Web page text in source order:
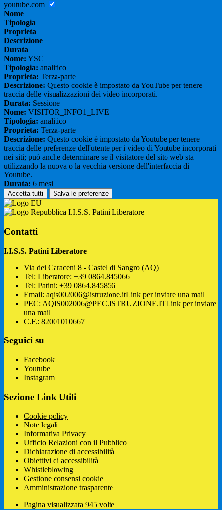
youtube.com
Nome
Tipologia
Proprieta
Descrizione
Durata
Nome: YSC
Tipologia: analitico
Proprieta: Terza-parte
Descrizione: Questo cookie è impostato da YouTube per tenere
traccia delle visualizzazioni dei video incorporati.
Durata: Sessione
Nome: VISITOR_INFO1_LIVE
Tipologia: analitico
Proprieta: Terza-parte
Descrizione: Questo cookie è impostato da Youtube per tenere
traccia delle preferenze dell'utente per i video di Youtube incorporati
nei siti; può anche determinare se il visitatore del sito web sta
utilizzando la nuova o la vecchia versione dell'interfaccia di
Youtube.
Durata: 6 mesi
Accetta tutti Salva le preferenze
I.I.S.S. Patini Liberatore
Contatti
I.I.S.S. Patini Liberatore
Via dei Caraceni 8 - Castel di Sangro (AQ)
Tel: Liberatore: +39 0864.845066
Tel: Patini: +39 0864.845856
Email: aqis002006@istruzione.itLink per inviare una mail
PEC: AQIS002006@PEC.ISTRUZIONE.ITLink per inviare
una mail
C.F.: 82001010667
Seguici su
Facebook
Youtube
Instagram
Sezione Link Utili
Cookie policy
Note legali
Informativa Privacy
Ufficio Relazioni con il Pubblico
Dichiarazione di accessibilità
Obiettivi di accessibilità
Whistleblowing
Gestione consensi cookie
Amministrazione trasparente
Pagina visualizzata 945 volte